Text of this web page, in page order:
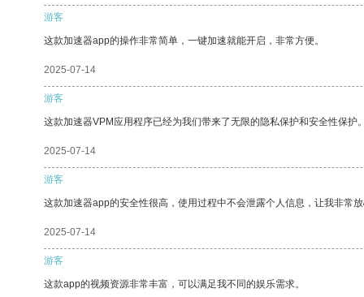
游客
这款加速器app的操作非常简单，一键加速就能开启，非常方便。
2025-07-14
游客
这款加速器VPM应用程序已经为我们带来了无限的隐私保护和安全性保护
2025-07-14
游客
这款加速器app的安全性很高，使用过程中不会泄露个人信息，让我非常
2025-07-14
游客
这款app的视频资源非常丰富，可以满足我不同的娱乐需求。